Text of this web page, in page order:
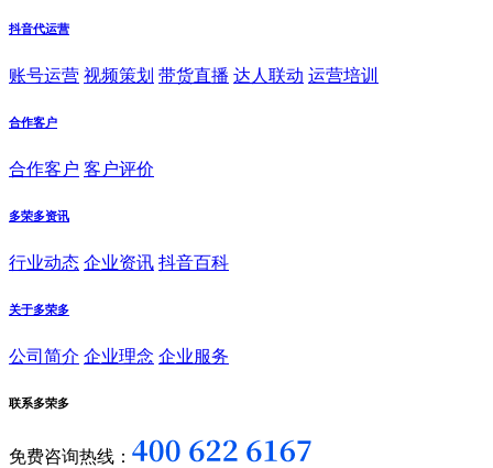
抖音代运营
账号运营 视频策划 带货直播 达人联动 运营培训
合作客户
合作客户 客户评价
多荣多资讯
行业动态 企业资讯 抖音百科
关于多荣多
公司简介 企业理念 企业服务
联系多荣多
免费咨询热线：